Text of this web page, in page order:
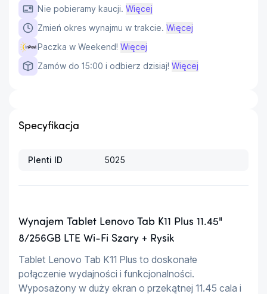
Nie pobieramy kaucji. Więcej
Zmień okres wynajmu w trakcie. Więcej
Paczka w Weekend! Więcej
Zamów do 15:00 i odbierz dzisiaj! Więcej
Specyfikacja
Plenti ID 5025
Wynajem Tablet Lenovo Tab K11 Plus 11.45"
8/256GB LTE Wi-Fi Szary + Rysik
Tablet Lenovo Tab K11 Plus to doskonałe
połączenie wydajności i funkcjonalności.
Wyposażony w duży ekran o przekątnej 11.45 cala i